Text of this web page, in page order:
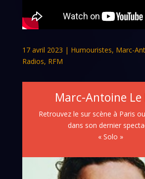
17 avril 2023 | Humouristes, Marc-
Radios, RFM
Marc-Antoine Le
Retrouvez le sur scène à Paris
dans son dernier
« Solo »